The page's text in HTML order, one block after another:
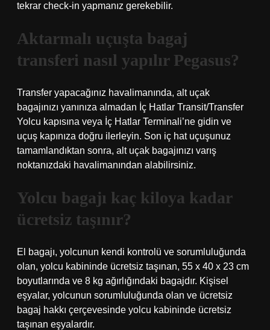
tekrar check-in yapmanız gerekebilir.
Aktarmalı uçuşta bagaj
transferi nasıl yapılır Pegasus?
Transfer yapacağınız havalimanında, alt uçak
bagajınızı yanınıza almadan İç Hatlar Transit/Transfer
Yolcu kapısına veya İç Hatlar Terminali’ne gidin ve
uçuş kapınıza doğru ilerleyin. Son iç hat uçuşunuz
tamamlandıktan sonra, alt uçak bagajınızı varış
noktanızdaki havalimanından alabilirsiniz.
Yolcu bagajı kaç kiloya kadar
ücretsiz taşınır?
El bagajı, yolcunun kendi kontrolü ve sorumluluğunda
olan, yolcu kabininde ücretsiz taşınan, 55 x 40 x 23 cm
boyutlarında ve 8 kg ağırlığındaki bagajdır. Kişisel
eşyalar, yolcunun sorumluluğunda olan ve ücretsiz
bagaj hakkı çerçevesinde yolcu kabininde ücretsiz
taşınan eşyalardır.